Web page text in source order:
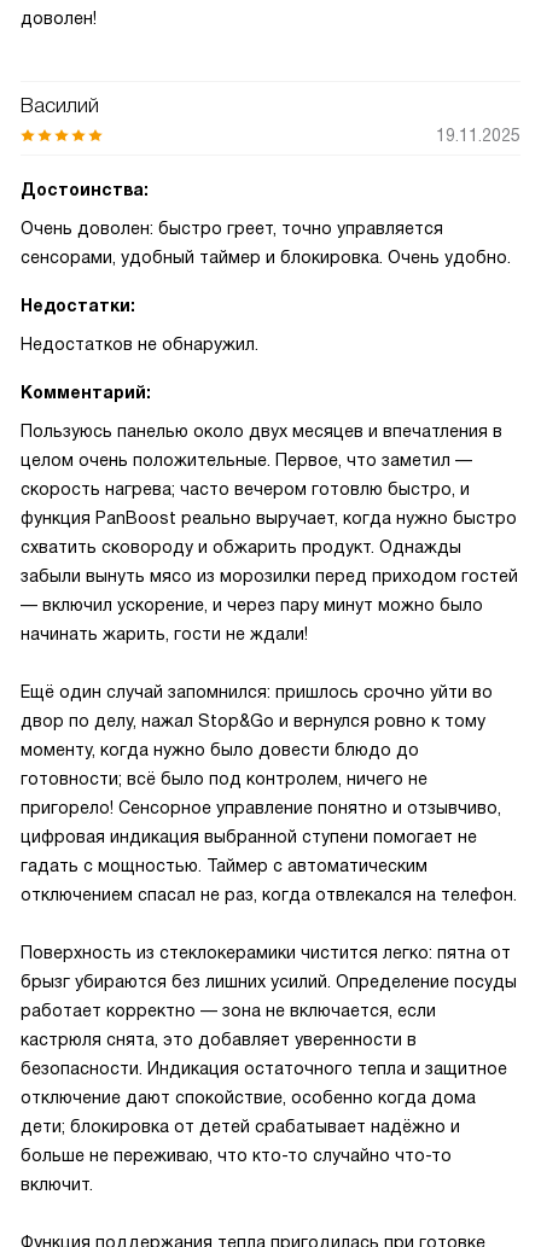
доволен!
Василий
19.11.2025
Достоинства:
Очень доволен: быстро греет, точно управляется
сенсорами, удобный таймер и блокировка. Очень удобно.
Недостатки:
Недостатков не обнаружил.
Комментарий:
Пользуюсь панелью около двух месяцев и впечатления в
целом очень положительные. Первое, что заметил —
скорость нагрева; часто вечером готовлю быстро, и
функция PanBoost реально выручает, когда нужно быстро
схватить сковороду и обжарить продукт. Однажды
забыли вынуть мясо из морозилки перед приходом гостей
— включил ускорение, и через пару минут можно было
начинать жарить, гости не ждали!
Ещё один случай запомнился: пришлось срочно уйти во
двор по делу, нажал Stop&Go и вернулся ровно к тому
моменту, когда нужно было довести блюдо до
готовности; всё было под контролем, ничего не
пригорело! Сенсорное управление понятно и отзывчиво,
цифровая индикация выбранной ступени помогает не
гадать с мощностью. Таймер с автоматическим
отключением спасал не раз, когда отвлекался на телефон.
Поверхность из стеклокерамики чистится легко: пятна от
брызг убираются без лишних усилий. Определение посуды
работает корректно — зона не включается, если
кастрюля снята, это добавляет уверенности в
безопасности. Индикация остаточного тепла и защитное
отключение дают спокойствие, особенно когда дома
дети; блокировка от детей срабатывает надёжно и
больше не переживаю, что кто-то случайно что-то
включит.
Функция поддержания тепла пригодилась при готовке